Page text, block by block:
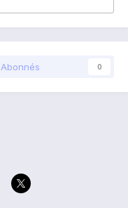
Abonnés 0